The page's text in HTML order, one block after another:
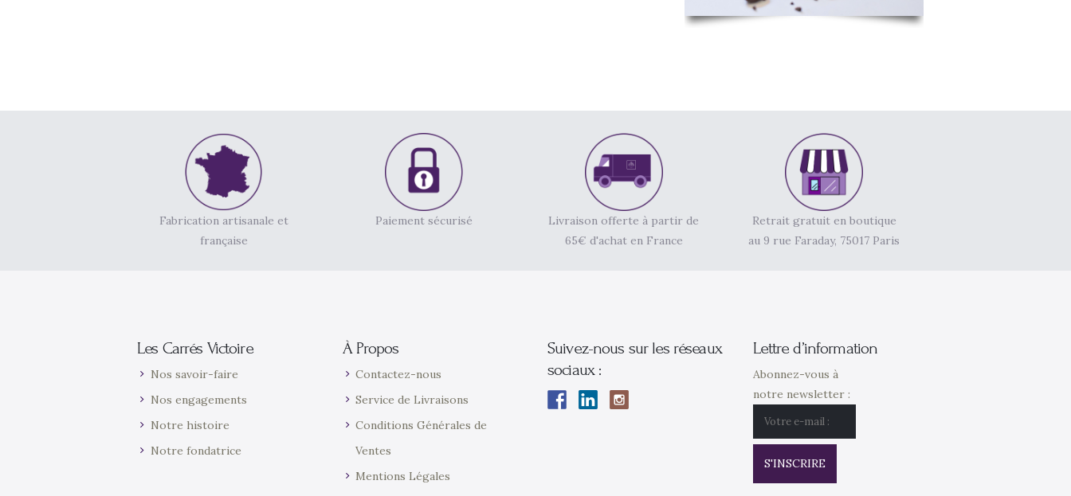
Fabrication artisanale et
française
Paiement sécurisé
Livraison offerte à partir de
65€ d'achat en France
Retrait gratuit en boutique
au 9 rue Faraday, 75017 Paris
Les Carrés Victoire
Nos savoir-faire
Nos engagements
Notre histoire
Notre fondatrice
À Propos
Contactez-nous
Service de Livraisons
Conditions Générales de
Ventes
Mentions Légales
Suivez-nous sur les réseaux
sociaux :
Lettre d’information
Abonnez-vous à
notre newsletter :